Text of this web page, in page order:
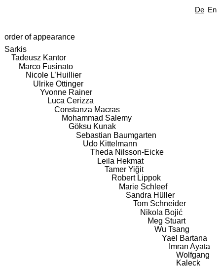
De En
order of appearance
Sarkis
Tadeusz Kantor
Marco Fusinato
Nicole L’Huillier
Ulrike Ottinger
Yvonne Rainer
Luca Cerizza
Constanza Macras
Mohammad Salemy
Göksu Kunak
Sebastian Baumgarten
Udo Kittelmann
Theda Nilsson-Eicke
Leila Hekmat
Tamer Yiğit
Robert Lippok
Marie Schleef
Sandra Hüller
Tom Schneider
Nikola Bojić
Meg Stuart
Wu Tsang
Yael Bartana
Imran Ayata
Wolfgang
Kaleck